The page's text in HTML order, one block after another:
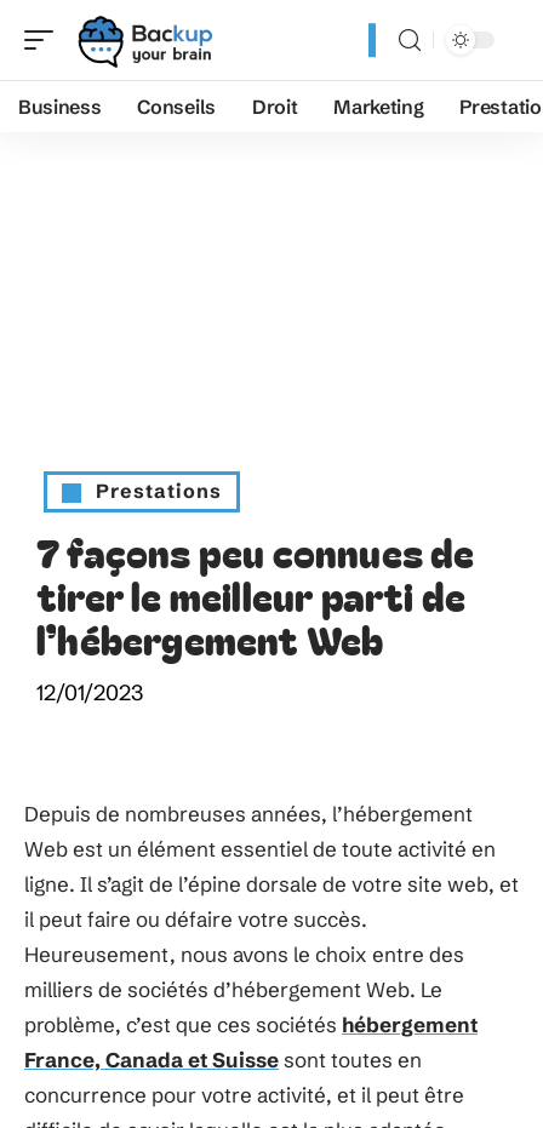
Business Conseils Droit Marketing
Prestations
7 façons peu connues de
tirer le meilleur parti de
l’hébergement Web
12/01/2023
Depuis de nombreuses années, l’hébergement
Web est un élément essentiel de toute activité en
ligne. Il s’agit de l’épine dorsale de votre site web, et
il peut faire ou défaire votre succès.
Heureusement, nous avons le choix entre des
milliers de sociétés d’hébergement Web. Le
problème, c’est que ces sociétés hébergement
France, Canada et Suissesont toutes en
concurrence pour votre activité, et il peut être